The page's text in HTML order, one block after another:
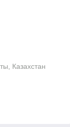
Казахстан